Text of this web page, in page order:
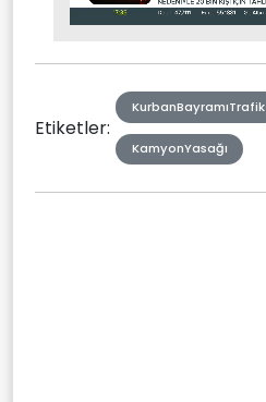
Mute Stream
Etiketler:
KurbanBayramıTrafik
KamyonYasağı